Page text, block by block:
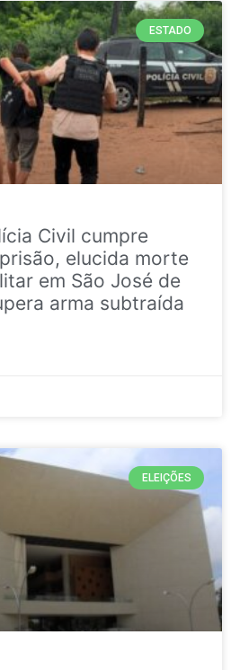
ESTADO
Civil cumpre
elucida morte
em São José de
arma subtraída
ELEIÇÕES